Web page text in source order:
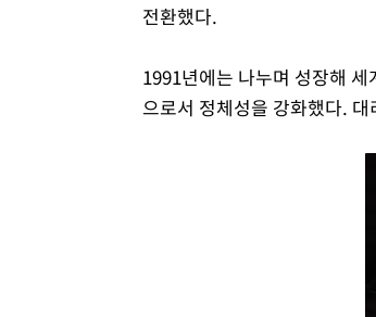
전환했다.
1991년에는 나누며 성장해
으로서 정체성을 강화했다.